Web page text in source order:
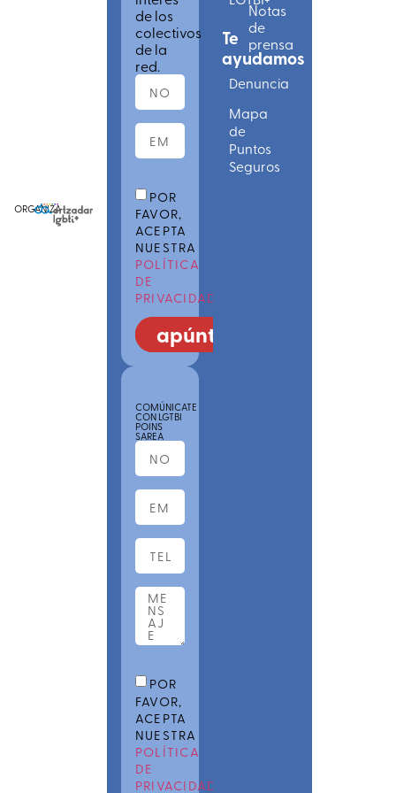
ORGANIZA
de los
colectivos
de la
red.
POR
FAVOR,
ACEPTA
NUESTRA
POLÍTICA
DE
PRIVACIDAD
apúntate
COMÚNICATE
CON LGTBI
POINS
SAREA
POR
FAVOR,
ACEPTA
NUESTRA
POLÍTICA
DE
PRIVACIDAD
Te
ayudamos
Denuncia
Mapa
de
Puntos
Seguros
Notas
de
prensa